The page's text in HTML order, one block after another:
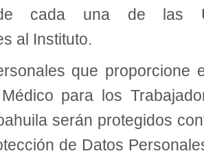
cada una de las
al Instituto.
que proporcione
para los
serán protegidos
de Datos